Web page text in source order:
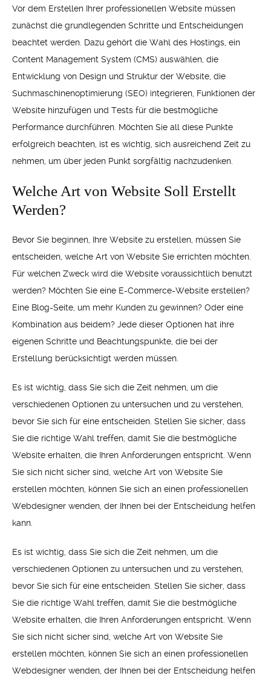
Vor dem Erstellen Ihrer professionellen Website müssen
zunächst die grundlegenden Schritte und Entscheidungen
beachtet werden. Dazu gehört die Wahl des Hostings, ein
Content Management System (CMS) auswählen, die
Entwicklung von Design und Struktur der Website, die
Suchmaschinenoptimierung (SEO) integrieren, Funktionen der
Website hinzufügen und Tests für die bestmögliche
Performance durchführen. Möchten Sie all diese Punkte
erfolgreich beachten, ist es wichtig, sich ausreichend Zeit zu
nehmen, um über jeden Punkt sorgfältig nachzudenken.
Welche Art von Website Soll Erstellt
Werden?
Bevor Sie beginnen, Ihre Website zu erstellen, müssen Sie
entscheiden, welche Art von Website Sie errichten möchten.
Für welchen Zweck wird die Website voraussichtlich benutzt
werden? Möchten Sie eine E-Commerce-Website erstellen?
Eine Blog-Seite, um mehr Kunden zu gewinnen? Oder eine
Kombination aus beidem? Jede dieser Optionen hat ihre
eigenen Schritte und Beachtungspunkte, die bei der
Erstellung berücksichtigt werden müssen.
Es ist wichtig, dass Sie sich die Zeit nehmen, um die
verschiedenen Optionen zu untersuchen und zu verstehen,
bevor Sie sich für eine entscheiden. Stellen Sie sicher, dass
Sie die richtige Wahl treffen, damit Sie die bestmögliche
Website erhalten, die Ihren Anforderungen entspricht. Wenn
Sie sich nicht sicher sind, welche Art von Website Sie
erstellen möchten, können Sie sich an einen professionellen
Webdesigner wenden, der Ihnen bei der Entscheidung helfen
kann.
Es ist wichtig, dass Sie sich die Zeit nehmen, um die
verschiedenen Optionen zu untersuchen und zu verstehen,
bevor Sie sich für eine entscheiden. Stellen Sie sicher, dass
Sie die richtige Wahl treffen, damit Sie die bestmögliche
Website erhalten, die Ihren Anforderungen entspricht. Wenn
Sie sich nicht sicher sind, welche Art von Website Sie
erstellen möchten, können Sie sich an einen professionellen
Webdesigner wenden, der Ihnen bei der Entscheidung helfen